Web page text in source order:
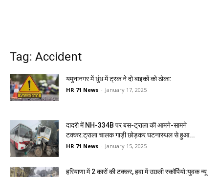
Tag: Accident
यमुनानगर में धुंध में ट्रक ने दो बाइकों को ठोका:
HR 71 News - January 17, 2025
दादरी में NH-334B पर बस-ट्राला की आमने-सामने
टक्कर:ट्राला चालक गाड़ी छोड़कर घटनास्थल से हुआ...
HR 71 News - January 15, 2025
हरियाणा में 2 कारों की टक्कर, हवा में उछली स्कॉर्पियो:युवक न्यू